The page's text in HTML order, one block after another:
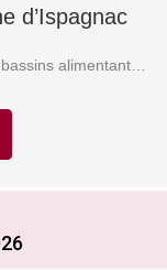
d’Ispagnac
alimentant…